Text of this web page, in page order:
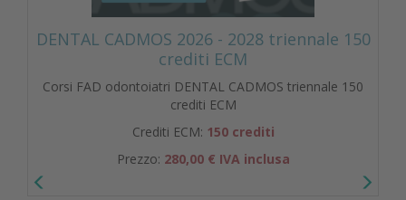
DENTAL CADMOS 2026 - 2028 triennale 150
crediti ECM
Corsi FAD odontoiatri DENTAL CADMOS triennale 150
crediti ECM
Crediti ECM: 150 crediti
Prezzo: 280,00 € IVA inclusa